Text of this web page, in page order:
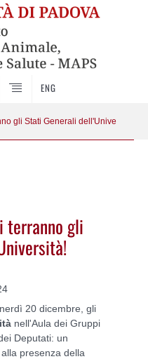
ENG
gli Stati Generali dell'Università!
terranno gli
20 dicembre, gli
nell'Aula dei Gruppi
Deputati: un
alla presenza della